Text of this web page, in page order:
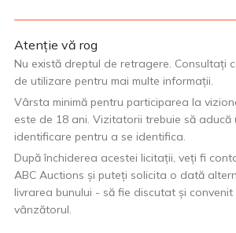
Atenție vă rog
Nu există dreptul de retragere. Consultați
de utilizare pentru mai multe informații.
Vârsta minimă pentru participarea la
este de 18 ani. Vizitatorii trebuie să aducă
identificare pentru a se identifica.
După închiderea acestei licitații, veți fi
ABC Auctions și puteți solicita o dată
livrarea bunului - să fie discutat și convenit
vânzătorul.